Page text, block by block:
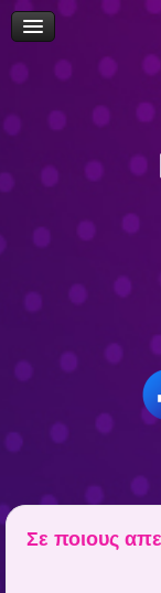
Πρόσβαση
Δήλωση
Επίσκεψη
Career Path Youth
Σε ποιους